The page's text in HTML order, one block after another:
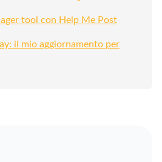
tool con Help Me Post
il mio aggiornamento per